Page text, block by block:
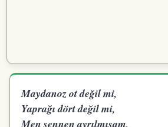
Maydanoz ot değil mi,
Yaprağı dört değil mi,
Men sennen ayrılmışam,